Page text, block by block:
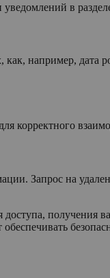
в
например, дата
корректного
Запрос на
получения